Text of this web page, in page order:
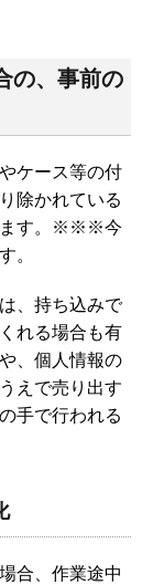
の、事前の
ケース等の付
除かれている
ます。※※※今
。
、持ち込みで
れる場合も有
、個人情報の
えで売り出す
手で行われる
合、作業途中